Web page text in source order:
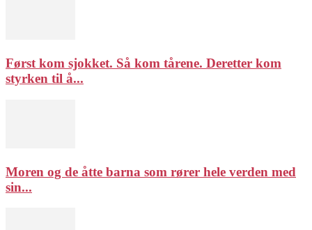
Først kom sjokket. Så kom tårene. Deretter kom
styrken til å...
Moren og de åtte barna som rører hele verden med
sin...